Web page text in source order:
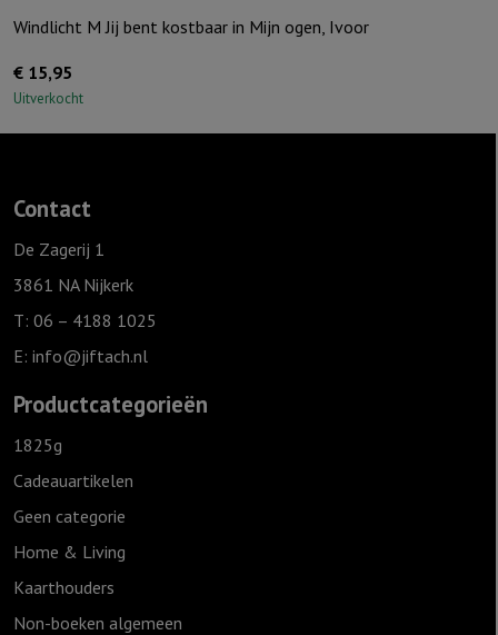
Windlicht M Jij bent kostbaar in Mijn ogen, Ivoor
€ 15,95
Uitverkocht
Contact
De Zagerij 1
3861 NA Nijkerk
T: 06 – 4188 1025
E: info@jiftach.nl
Productcategorieën
1825g
Cadeauartikelen
Geen categorie
Home & Living
Kaarthouders
Non-boeken algemeen